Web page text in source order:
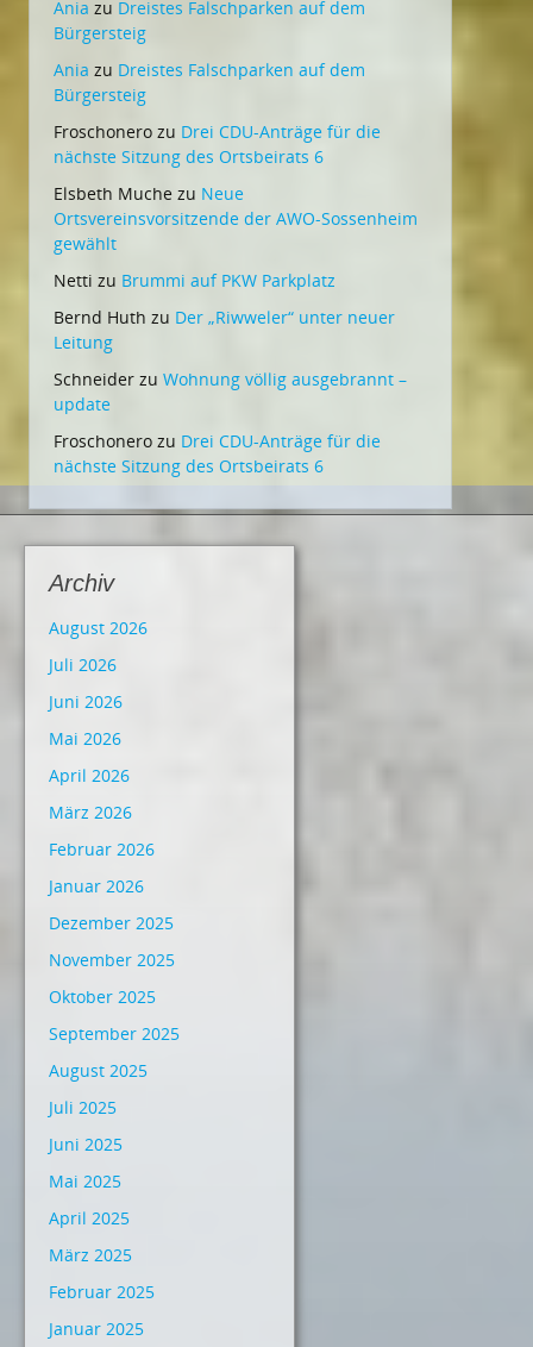
Ania zu Dreistes Falschparken auf dem
Bürgersteig
Ania zu Dreistes Falschparken auf dem
Bürgersteig
Froschonero zu Drei CDU-Anträge für die
nächste Sitzung des Ortsbeirats 6
Elsbeth Muche zu Neue
Ortsvereinsvorsitzende der AWO-Sossenheim
gewählt
Netti zu Brummi auf PKW Parkplatz
Bernd Huth zu Der „Riwweler“ unter neuer
Leitung
Schneider zu Wohnung völlig ausgebrannt –
update
Froschonero zu Drei CDU-Anträge für die
nächste Sitzung des Ortsbeirats 6
Archiv
August 2026
Juli 2026
Juni 2026
Mai 2026
April 2026
März 2026
Februar 2026
Januar 2026
Dezember 2025
November 2025
Oktober 2025
September 2025
August 2025
Juli 2025
Juni 2025
Mai 2025
April 2025
März 2025
Februar 2025
Januar 2025